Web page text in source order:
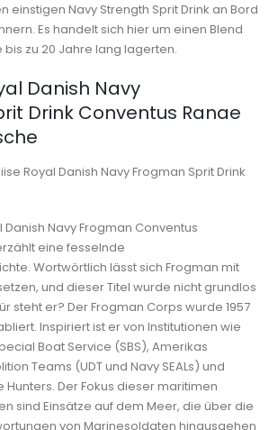
einstigen Navy Strength Sprit Drink an Bord
Es handelt sich hier um einen Blend
bis zu 20 Jahre lang lagerten.
Danish Navy
Drink Conventus Ranae
Royal Danish Navy Frogman Sprit Drink
Danish Navy Frogman Conventus
eine fesselnde
Wortwörtlich lässt sich Frogman mit
und dieser Titel wurde nicht grundlos
steht er? Der Frogman Corps wurde 1957
Inspiriert ist er von Institutionen wie
Boat Service (SBS), Amerikas
Teams (UDT und Navy SEALs) und
Der Fokus dieser maritimen
sind Einsätze auf dem Meer, die über die
von Marinesoldaten hinausgehen